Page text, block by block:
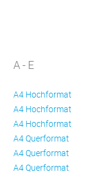
A - E
A4 Hochformat
A4 Hochformat
A4 Hochformat
A4 Querformat
A4 Querformat
A4 Querformat